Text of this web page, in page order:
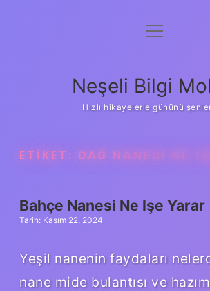
Anasayfa
Yasal Uyarı
menüyü
Neşeli Bilgi
Hızlı hikayelerle gününü
ETIKET: DAĞ NANESI NE
Bahçe Nanesi Ne Işe Yarar
Tarih: Kasım 22, 2024
Yeşil nanenin faydaları
nane mide bulantısı ve